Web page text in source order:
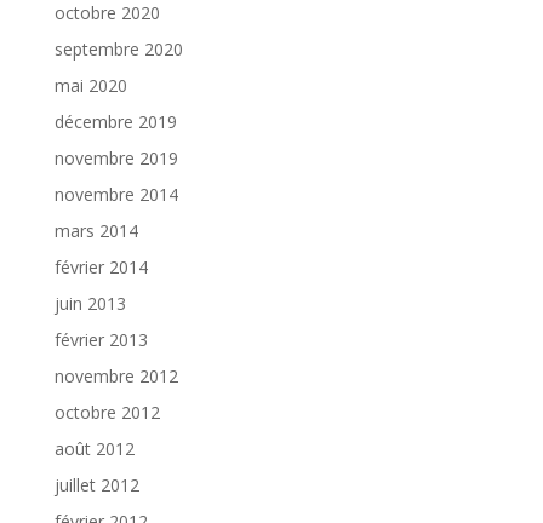
octobre 2020
septembre 2020
mai 2020
décembre 2019
novembre 2019
novembre 2014
mars 2014
février 2014
juin 2013
février 2013
novembre 2012
octobre 2012
août 2012
juillet 2012